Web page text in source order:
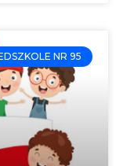
NR 95